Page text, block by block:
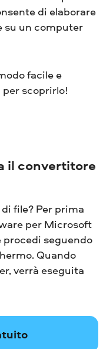
di elaborare
su un computer
facile e
scoprirlo!
il convertitore
file? Per prima
per Microsoft
seguendo
Quando
verrà eseguita